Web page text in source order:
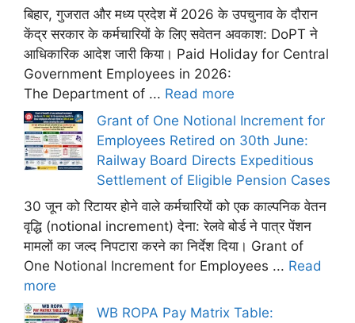
बिहार, गुजरात और मध्य प्रदेश में 2026 के उपचुनाव के दौरान
केंद्र सरकार के कर्मचारियों के लिए सवेतन अवकाश: DoPT ने
आधिकारिक आदेश जारी किया। Paid Holiday for Central
Government Employees in 2026:
The Department of ... Read more
Grant of One Notional Increment for
Employees Retired on 30th June:
Railway Board Directs Expeditious
Settlement of Eligible Pension Cases
30 जून को रिटायर होने वाले कर्मचारियों को एक काल्पनिक वेतन
वृद्धि (notional increment) देना: रेलवे बोर्ड ने पात्र पेंशन
मामलों का जल्द निपटारा करने का निर्देश दिया। Grant of
One Notional Increment for Employees ... Read
more
WB ROPA Pay Matrix Table: